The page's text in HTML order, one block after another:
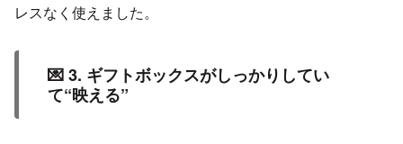
レスなく使えました。
💌 3. ギフトボックスがしっかりしてい
て“映える”